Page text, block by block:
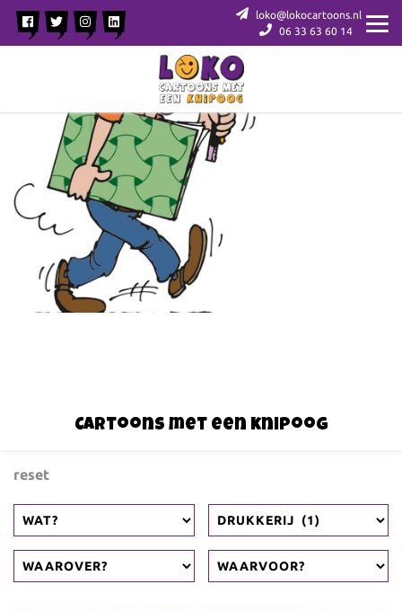
loko@lokocartoons.nl
06 33 63 60 14
Cartoons met een knipoog
reset